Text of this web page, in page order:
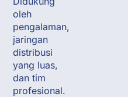
oleh
pengalaman,
jaringan
distribusi
yang luas,
dan tim
profesional.